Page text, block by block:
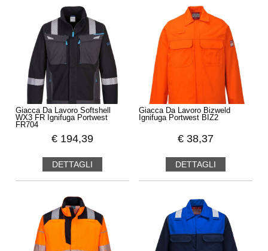
Giacca Da Lavoro Softshell
WX3 FR Ignifuga Portwest
FR704
€ 194,39
DETTAGLI
Giacca Da Lavoro Bizweld
Ignifuga Portwest BIZ2
€ 38,37
DETTAGLI